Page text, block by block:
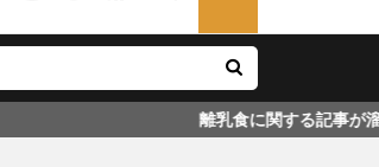
離乳食に関する記事が溜まってきたので、少しず